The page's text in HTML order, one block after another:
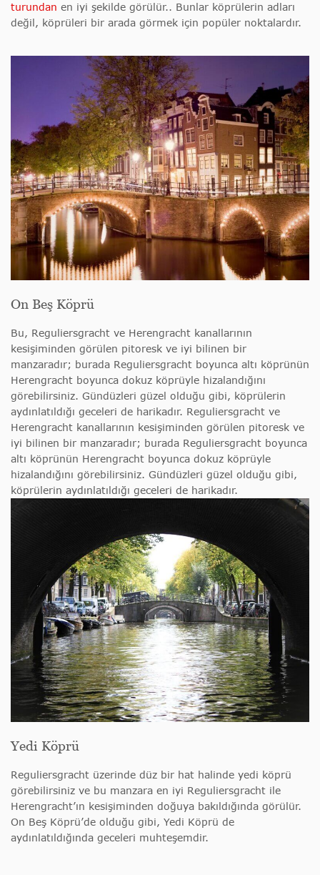
turundan en iyi şekilde görülür.. Bunlar köprülerin adları
değil, köprüleri bir arada görmek için popüler noktalardır.
On Beş Köprü
Bu, Reguliersgracht ve Herengracht kanallarının
kesişiminden görülen pitoresk ve iyi bilinen bir
manzaradır; burada Reguliersgracht boyunca altı köprünün
Herengracht boyunca dokuz köprüyle hizalandığını
görebilirsiniz. Gündüzleri güzel olduğu gibi, köprülerin
aydınlatıldığı geceleri de harikadır. Reguliersgracht ve
Herengracht kanallarının kesişiminden görülen pitoresk ve
iyi bilinen bir manzaradır; burada Reguliersgracht boyunca
altı köprünün Herengracht boyunca dokuz köprüyle
hizalandığını görebilirsiniz. Gündüzleri güzel olduğu gibi,
köprülerin aydınlatıldığı geceleri de harikadır.
Yedi Köprü
Reguliersgracht üzerinde düz bir hat halinde yedi köprü
görebilirsiniz ve bu manzara en iyi Reguliersgracht ile
Herengracht’ın kesişiminden doğuya bakıldığında görülür.
On Beş Köprü’de olduğu gibi, Yedi Köprü de
aydınlatıldığında geceleri muhteşemdir.